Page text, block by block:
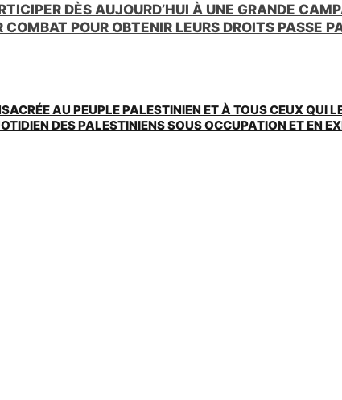
DÈS AUJOURD’HUI À UNE GRANDE
POUR OBTENIR LEURS DROITS PASSE
AU PEUPLE PALESTINIEN ET À TOUS CEUX QUI
DES PALESTINIENS SOUS OCCUPATION ET EN